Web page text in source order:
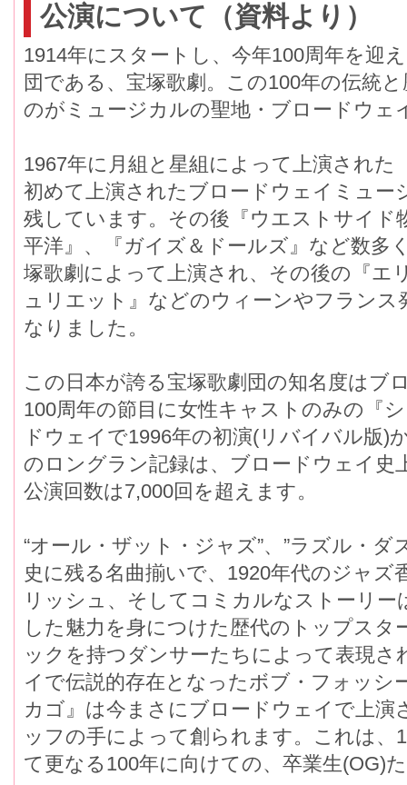
公演について（資料より）
1914年にスタートし、今年100周年を迎
団である、宝塚歌劇。この100年の伝統
のがミュージカルの聖地・ブロードウェ
1967年に月組と星組によって上演された
初めて上演されたブロードウェイミュー
残しています。その後『ウエストサイド
平洋』、『ガイズ＆ドールズ』など数多
塚歌劇によって上演され、その後の『エ
ュリエット』などのウィーンやフラン
なりました。
この日本が誇る宝塚歌劇団の知名度はブ
100周年の節目に女性キャストのみの『
ドウェイで1996年の初演(リバイバル版)
のロングラン記録は、ブロードウェイ史
公演回数は7,000回を超えます。
“オール・ザット・ジャズ”、”ラズル・
史に残る名曲揃いで、1920年代のジャ
リッシュ、そしてコミカルなストーリー
した魅力を身につけた歴代のトップス
ックを持つダンサーたちによって表現さ
イで伝説的存在となったボブ・フォッシ
カゴ』は今まさにブロードウェイで上
ッフの手によって創られます。これは、
て更なる100年に向けての、卒業生(OG)